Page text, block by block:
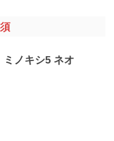
ノキシ5 ネオ